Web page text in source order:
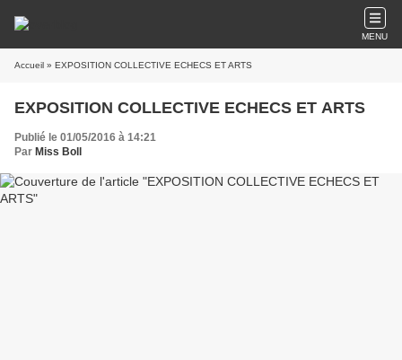
MENU
Accueil » EXPOSITION COLLECTIVE ECHECS ET ARTS
EXPOSITION COLLECTIVE ECHECS ET ARTS
Publié le 01/05/2016 à 14:21
Par Miss Boll